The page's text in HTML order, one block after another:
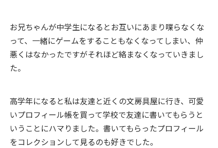
お兄ちゃんが中学生になるとお互いにあまり喋らなくな
って、一緒にゲームをすることもなくなってしまい、仲
悪くはなかったですがそれほど絡まなくなっていきまし
た。
高学年になると私は友達と近くの文房具屋に行き、可愛
いプロフィール帳を買って学校で友達に書いてもらうと
いうことにハマりました。書いてもらったプロフィール
をコレクションして見るのも好きでした。